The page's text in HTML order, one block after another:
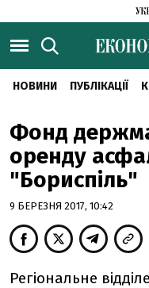
НОВИНИ ПУБЛІКАЦІЇ
Фонд
оренду
"Бориспіль"
9 БЕРЕЗНЯ 2017, 10:42
Регіональне